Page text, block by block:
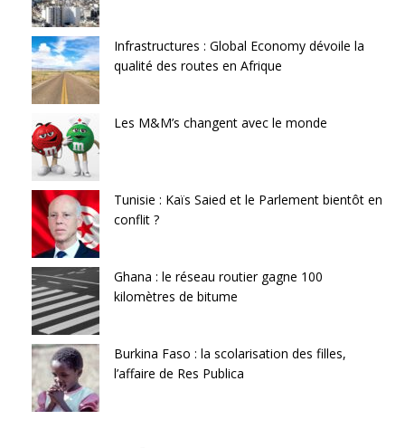
Infrastructures : Global Economy dévoile la
qualité des routes en Afrique
Les M&M’s changent avec le monde
Tunisie : Kaïs Saied et le Parlement bientôt en
conflit ?
Ghana : le réseau routier gagne 100
kilomètres de bitume
Burkina Faso : la scolarisation des filles,
l’affaire de Res Publica